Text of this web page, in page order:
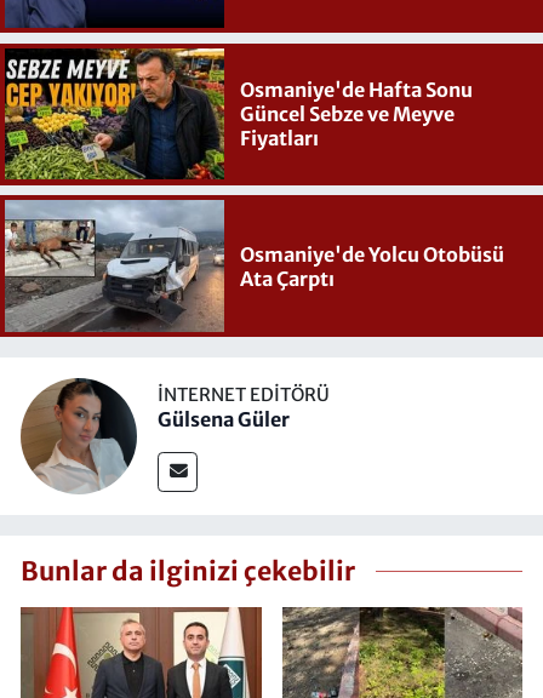
Osmaniye'de Hafta Sonu
Güncel Sebze ve Meyve
Fiyatları
Osmaniye'de Yolcu Otobüsü
Ata Çarptı
İNTERNET EDITÖRÜ
Gülsena Güler
Bunlar da ilginizi çekebilir